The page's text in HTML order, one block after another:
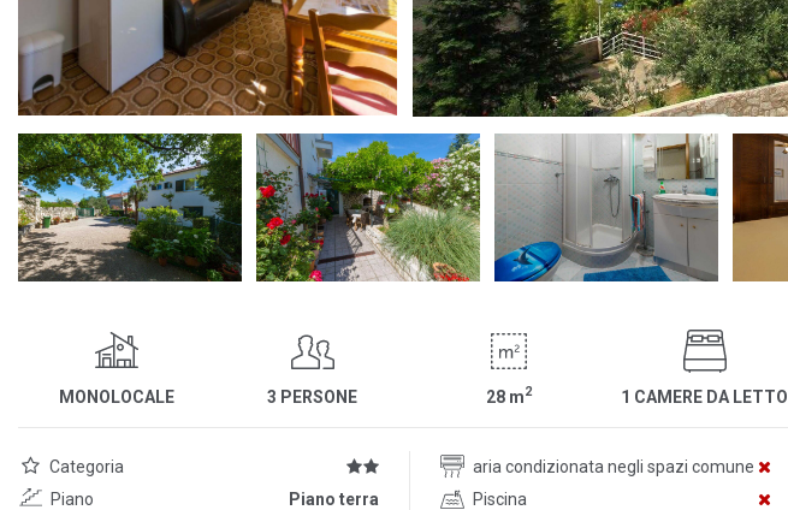
MONOLOCALE 3 PERSONE 28 m2 1 CAMERE DA LETTO
Categoria aria condizionata negli spazi comune
Piano
Piano terra Piscina